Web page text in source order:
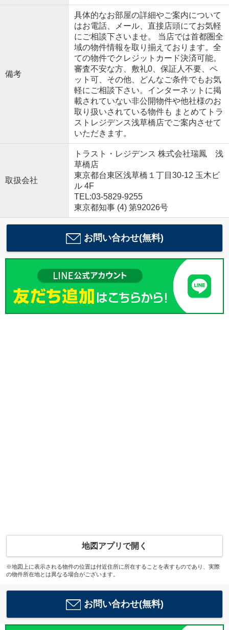
備考
具体的なお部屋の詳細やご案内について
はお電話、メール、直接店頭にてお気軽
にご相談下さいませ。 当店では首都圏全
域の物件情報を取り揃えております。全
ての物件でクレジットカード決済可能。
審査不安な方、敷礼0、保証人不要、ペ
ット可、その他、どんなご条件でもお気
軽にご相談下さい。インターネットに掲
載されていない非公開物件や他社様のお
取り扱いされている物件も まとめてトラ
ストレジデンス浅草橋店でご案内させて
いただきます。
取扱会社
トラスト・レジデンス 株式会社瑞鳳 浅
草橋店
東京都台東区浅草橋１丁目30-12 玉木ビ
ル 4F
TEL:03-5829-9255
東京都知事 (4) 第92026号
お問い合わせ(無料)
地図アプリで開く
※地図上に表示される物件の位置は付近住所に所在することを表すものであり、実際
の物件所在地とは異なる場合がございます。
お問い合わせ(無料)